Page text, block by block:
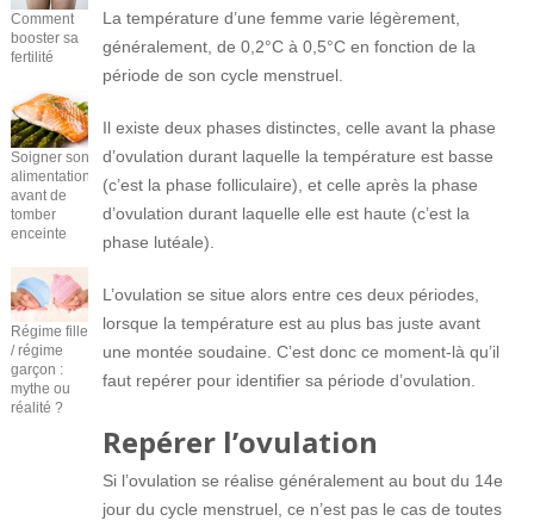
La température d’une femme varie légèrement,
généralement, de 0,2°C à 0,5°C en fonction de la
période de son cycle menstruel.
Il existe deux phases distinctes, celle avant la phase
d’ovulation durant laquelle la température est basse
(c’est la phase folliculaire), et celle après la phase
d’ovulation durant laquelle elle est haute (c’est la
phase lutéale).
L’ovulation se situe alors entre ces deux périodes,
lorsque la température est au plus bas juste avant
une montée soudaine. C’est donc ce moment-là qu’il
faut repérer pour identifier sa période d’ovulation.
Repérer l’ovulation
Si l’ovulation se réalise généralement au bout du 14e
jour du cycle menstruel, ce n’est pas le cas de toutes
Comment
booster sa
fertilité
Soigner son
alimentation
avant de
tomber
enceinte
Régime fille
/ régime
garçon :
mythe ou
réalité ?